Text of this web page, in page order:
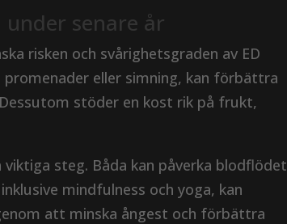
senare år
risken och svårighetsgraden av ED
promenader eller simning, kan förbättra
stöder en kost rik på frukt,
steg. Båda kan påverka blodflödet
mindfulness och yoga, kan
att minska ångest och förbättra